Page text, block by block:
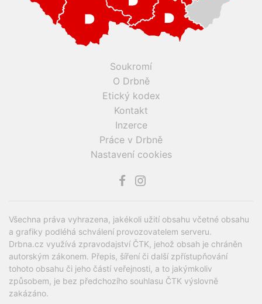
Soukromí
O Drbně
Etický kodex
Kontakt
Inzerce
Práce v Drbně
Nastavení cookies
Všechna práva vyhrazena, jakékoli užití obsahu včetné obsahu
a grafiky podléhá schválení provozovatelem serveru.
Drbna.cz využívá zpravodajství ČTK, jehož obsah je chráněn
autorským zákonem. Přepis, šíření či další zpřístupňování
tohoto obsahu či jeho částí veřejnosti, a to jakýmkoliv
způsobem, je bez předchozího souhlasu ČTK výslovně
zakázáno.